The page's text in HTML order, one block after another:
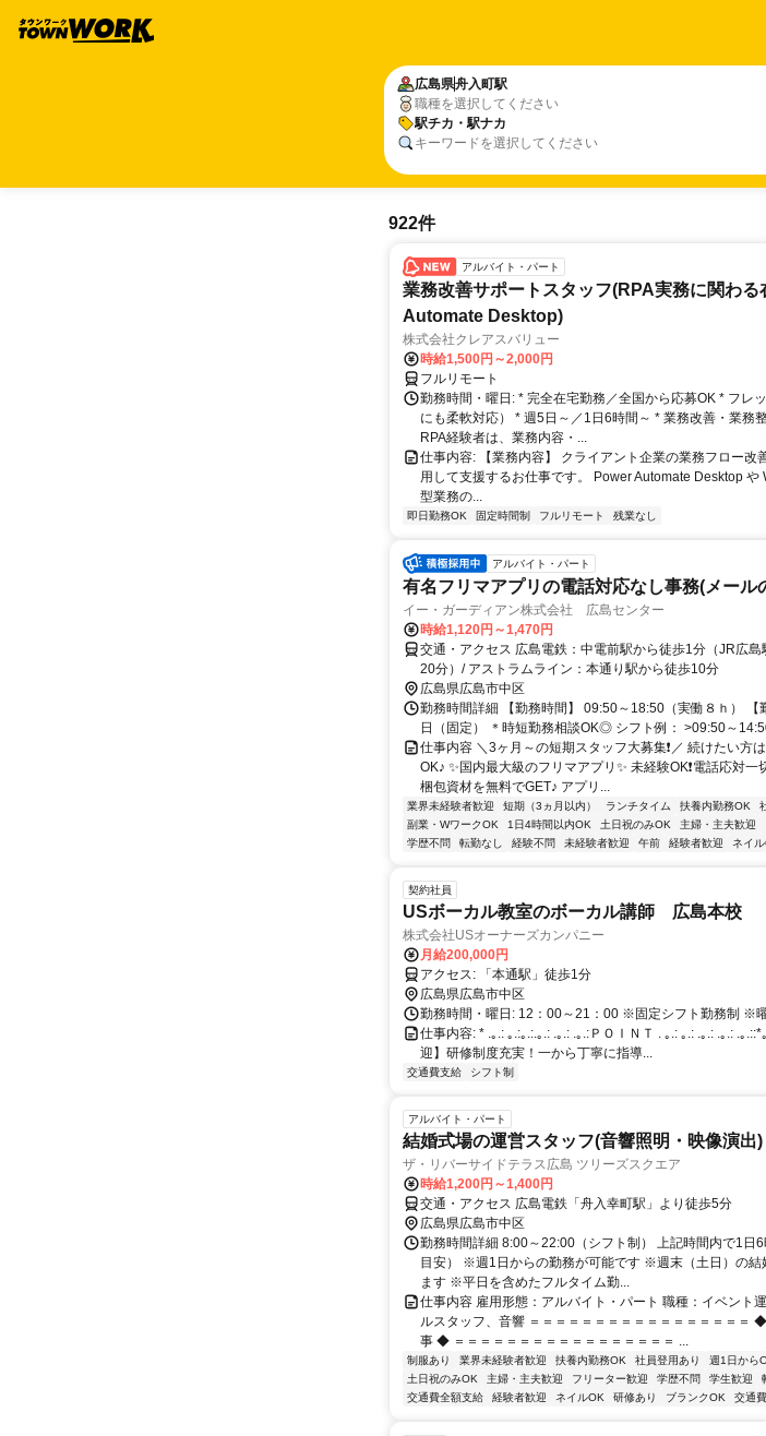
広島県舟入町駅
職種を選択してください
駅チカ・駅ナカ
キーワードを選択してください
922件
アルバイト・パート
業務改善サポートスタッフ(RPA実務に関わ
Automate Desktop)
株式会社クレアスバリュー
時給1,500円～2,000円
フルリモート
勤務時間・曜日: * 完全在宅勤務／全国から応募OK * フレ
にも柔軟対応） * 週5日～／1日6時間～ * 業務改善・業務
RPA経験者は、業務内容・...
仕事内容: 【業務内容】 クライアント企業の業務フロー改
用して支援するお仕事です。 Power Automate Desktop や
型業務の...
即日勤務OK 固定時間制 フルリモート 残業なし
アルバイト・パート
有名フリマアプリの電話対応なし事務(メール
イー・ガーディアン株式会社 広島センター
時給1,120円～1,470円
交通・アクセス 広島電鉄：中電前駅から徒歩1分（JR広
20分）/ アストラムライン：本通り駅から徒歩10分
広島県広島市中区
勤務時間詳細 【勤務時間】 09:50～18:50（実働８ｈ） 【
日（固定） ＊時短勤務相談OK◎ シフト例： >09:50～
仕事内容 ＼3ヶ月～の短期スタッフ大募集❗／ 続けたい方
OK♪ ✨国内最大級のフリマアプリ✨ 未経験OK❗電話応対一
梱包資材を無料でGET♪ アプリ...
業界未経験者歓迎 短期（3ヵ月以内） ランチタイム 扶養内勤務OK
副業・WワークOK
1日4時間以内OK 土日祝のみOK 主婦・主夫歓迎
学歴不問
転勤なし 経験不問 未経験者歓迎 午前 経験者歓迎 ネイ
契約社員
USボーカル教室のボーカル講師 広島本校
株式会社USオーナーズカンパニー
月給200,000円
アクセス: 「本通駅」徒歩1分
広島県広島市中区
勤務時間・曜日: 12：00～21：00 ※固定シフト勤務制 ※
仕事内容: * .｡.: ｡.:｡.:.｡.: .｡.: .｡.:ＰＯＩＮＴ . ｡.: ｡.: .｡.: .｡.: .｡
迎】研修制度充実！一から丁寧に指導...
交通費支給 シフト制
アルバイト・パート
結婚式場の運営スタッフ(音響照明・映像演出)
ザ・リバーサイドテラス広島 ツリーズスクエア
時給1,200円～1,400円
交通・アクセス 広島電鉄「舟入幸町駅」より徒歩5分
広島県広島市中区
勤務時間詳細 8:00～22:00（シフト制） 上記時間内で1日
目安） ※週1日からの勤務が可能です ※週末（土日）の結
ます ※平日を含めたフルタイム勤...
仕事内容 雇用形態：アルバイト・パート 職種：イベント
ルスタッフ、音響 ＝＝＝＝＝＝＝＝＝＝＝＝＝＝＝＝＝
事 ◆ ＝＝＝＝＝＝＝＝＝＝＝＝＝＝＝＝＝ ...
制服あり 業界未経験者歓迎 扶養内勤務OK 社員登用あり 週1日から
土日祝のみOK
主婦・主夫歓迎 フリーター歓迎 学歴不問 学生歓迎
交通費全額支給
経験者歓迎 ネイルOK 研修あり ブランクOK 交通